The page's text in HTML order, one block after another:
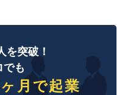
を突破！
でも
月で起業